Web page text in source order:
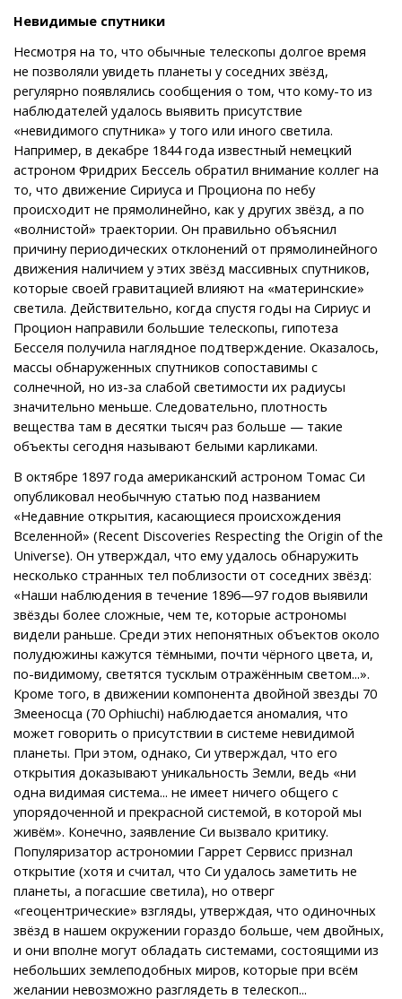
Невидимые спутники
Несмотря на то, что обычные телескопы долгое время
не позволяли увидеть планеты у соседних звёзд,
регулярно появлялись сообщения о том, что кому-то из
наблюдателей удалось выявить присутствие
«невидимого спутника» у того или иного светила.
Например, в декабре 1844 года известный немецкий
астроном Фридрих Бессель обратил внимание коллег на
то, что движение Сириуса и Проциона по небу
происходит не прямолинейно, как у других звёзд, а по
«волнистой» траектории. Он правильно объяснил
причину периодических отклонений от прямолинейного
движения наличием у этих звёзд массивных спутников,
которые своей гравитацией влияют на «материнские»
светила. Действительно, когда спустя годы на Сириус и
Процион направили большие телескопы, гипотеза
Бесселя получила наглядное подтверждение. Оказалось,
массы обнаруженных спутников сопоставимы с
солнечной, но из-за слабой светимости их радиусы
значительно меньше. Следовательно, плотность
вещества там в десятки тысяч раз больше — такие
объекты сегодня называют белыми карликами.
В октябре 1897 года американский астроном Томас Си
опубликовал необычную статью под названием
«Недавние открытия, касающиеся происхождения
Вселенной» (Recent Discoveries Respecting the Origin of the
Universe). Он утверждал, что ему удалось обнаружить
несколько странных тел поблизости от соседних звёзд:
«Наши наблюдения в течение 1896—97 годов выявили
звёзды более сложные, чем те, которые астрономы
видели раньше. Среди этих непонятных объектов около
полудюжины кажутся тёмными, почти чёрного цвета, и,
по-видимому, светятся тусклым отражённым светом...».
Кроме того, в движении компонента двойной звезды 70
Змееносца (70 Ophiuchi) наблюдается аномалия, что
может говорить о присутствии в системе невидимой
планеты. При этом, однако, Си утверждал, что его
открытия доказывают уникальность Земли, ведь «ни
одна видимая система... не имеет ничего общего с
упорядоченной и прекрасной системой, в которой мы
живём». Конечно, заявление Си вызвало критику.
Популяризатор астрономии Гаррет Сервисс признал
открытие (хотя и считал, что Си удалось заметить не
планеты, а погасшие светила), но отверг
«геоцентрические» взгляды, утверждая, что одиночных
звёзд в нашем окружении гораздо больше, чем двойных,
и они вполне могут обладать системами, состоящими из
небольших землеподобных миров, которые при всём
желании невозможно разглядеть в телескоп...